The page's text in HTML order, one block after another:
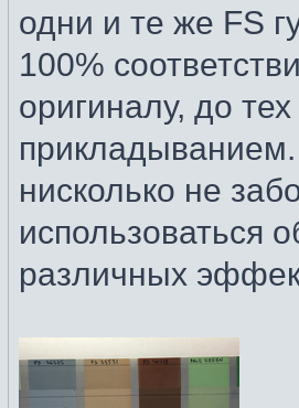
одни и те же FS
100%
оригиналу, до
нисколько не
использоваться
различных